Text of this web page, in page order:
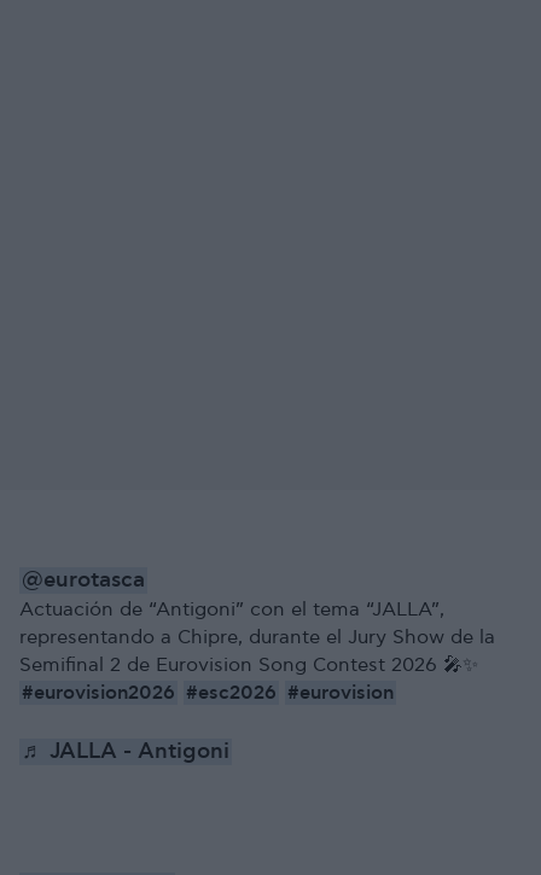
@eurotasca
Actuación de “Antigoni” con el tema “JALLA”,
representando a Chipre, durante el Jury Show de la
Semifinal 2 de Eurovision Song Contest 2026 🎤✨
#eurovision2026 #esc2026 #eurovision
♬ JALLA - Antigoni